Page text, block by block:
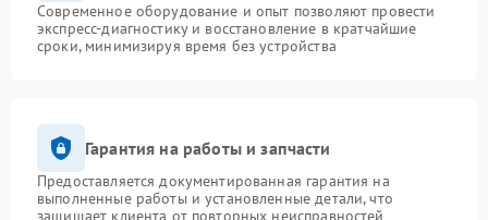
Современное оборудование и опыт позволяют провести
экспресс-диагностику и восстановление в кратчайшие
сроки, минимизируя время без устройства
Гарантия на работы и запчасти
Предоставляется документированная гарантия на
выполненные работы и установленные детали, что